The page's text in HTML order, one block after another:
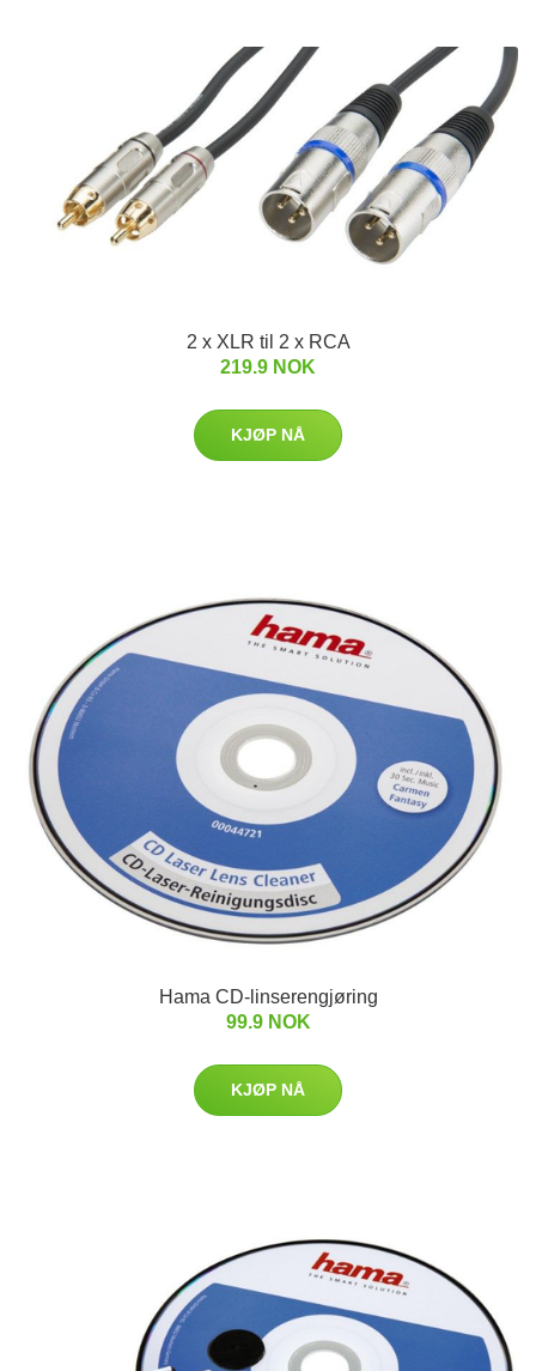
2 x XLR til 2 x RCA
219.9 NOK
KJØP NÅ
Hama CD-linserengjøring
99.9 NOK
KJØP NÅ